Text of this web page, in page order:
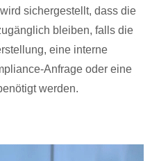
sichergestellt, dass die
bleiben, falls die
eine interne
Anfrage oder eine
werden.